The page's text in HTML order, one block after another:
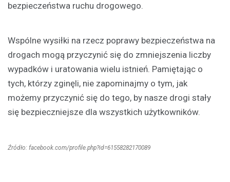
bezpieczeństwa ruchu drogowego.
Wspólne wysiłki na rzecz poprawy bezpieczeństwa na
drogach mogą przyczynić się do zmniejszenia liczby
wypadków i uratowania wielu istnień. Pamiętając o
tych, którzy zginęli, nie zapominajmy o tym, jak
możemy przyczynić się do tego, by nasze drogi stały
się bezpieczniejsze dla wszystkich użytkowników.
Źródło: facebook.com/profile.php?id=61558282170089